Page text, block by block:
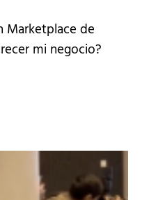
Marketplace de
mi negocio?